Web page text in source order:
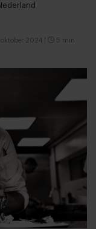
oktober 2024 5 min